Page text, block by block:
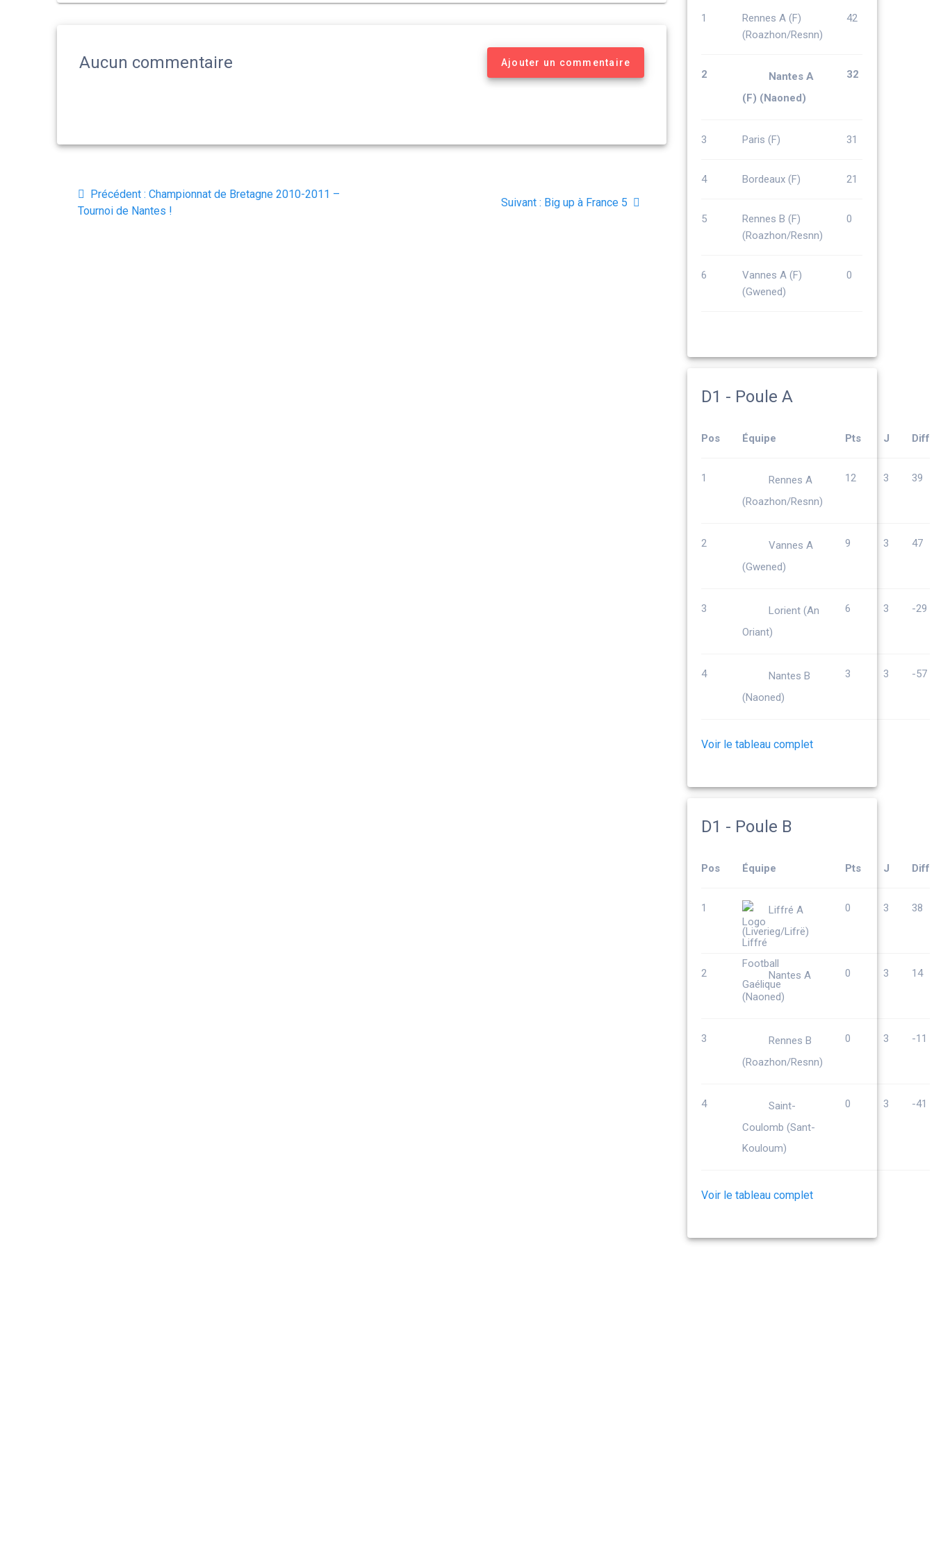
Aucun commentaire Ajouter un commentaire
Navigation
de
Précédent : Article
précédent
Championnat de Bretagne 2010-2011 –
Tournoi de Nantes !
Suivant : Article
Big up à France 5
1
Rennes A (F)
(Roazhon/Resnn)
42
2
Nantes A
(F) (Naoned)
32
3 Paris (F) 31
4 Bordeaux (F) 21
5
Rennes B (F)
(Roazhon/Resnn)
0
6
Vannes A (F)
(Gwened)
0
D1 - Poule A
Pos Équipe Pts J Diff
1
Rennes A
(Roazhon/Resnn)
12 3 39
2
Vannes A
(Gwened)
9 3 47
3
Lorient (An
Oriant)
6 3 -29
4
Nantes B
(Naoned)
3 3 -57
Voir le tableau complet
D1 - Poule B
Pos Équipe Pts J Diff
1
Liffré A
(Liverieg/Lifrë)
0 3 38
2
Nantes A
(Naoned)
0 3 14
3
Rennes B
(Roazhon/Resnn)
0 3 -11
4
Saint-
Coulomb (Sant-
Kouloum)
0 3 -41
Voir le tableau complet